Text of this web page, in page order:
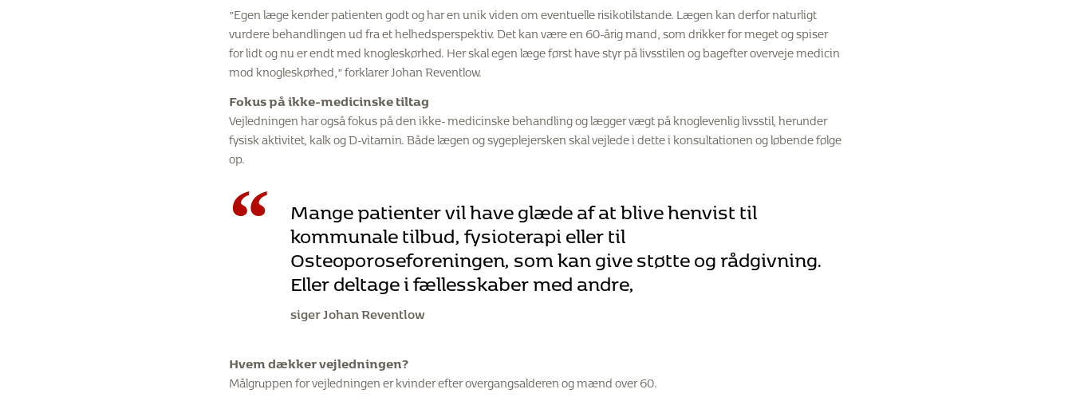
”Egen læge kender patienten godt og har en unik viden om eventuelle risikotilstande. Lægen kan derfor naturligt
vurdere behandlingen ud fra et helhedsperspektiv. Det kan være en 60-årig mand, som drikker for meget og spiser
for lidt og nu er endt med knogleskørhed. Her skal egen læge først have styr på livsstilen og bagefter overveje medicin
mod knogleskørhed,” forklarer Johan Reventlow.
Fokus på ikke-medicinske tiltag
Vejledningen har også fokus på den ikke- medicinske behandling og lægger vægt på knoglevenlig livsstil, herunder
fysisk aktivitet, kalk og D-vitamin. Både lægen og sygeplejersken skal vejlede i dette i konsultationen og løbende følge
op.
“ Mange patienter vil have glæde af at blive henvist til
kommunale tilbud, fysioterapi eller til
Osteoporoseforeningen, som kan give støtte og rådgivning.
Eller deltage i fællesskaber med andre,
siger Johan Reventlow
Hvem dækker vejledningen?
Målgruppen for vejledningen er kvinder efter overgangsalderen og mænd over 60.